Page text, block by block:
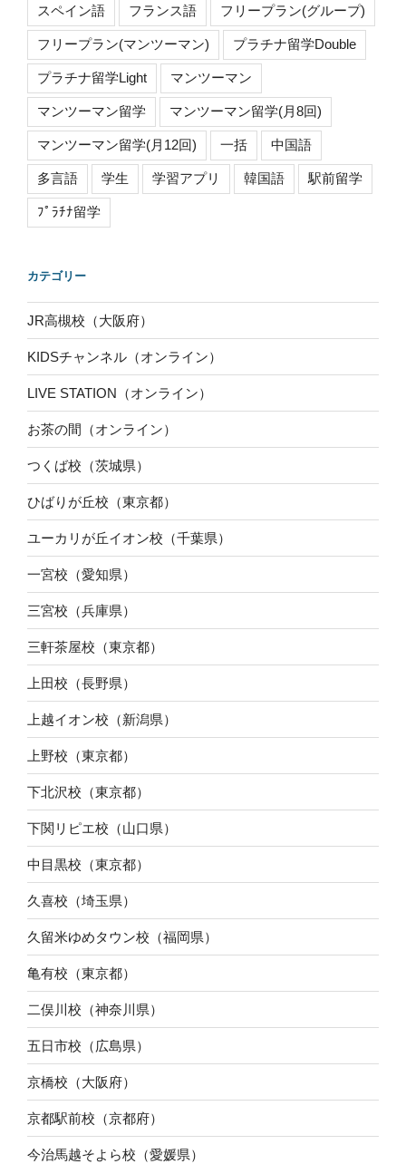
スペイン語 フランス語 フリープラン(グループ)
フリープラン(マンツーマン) プラチナ留学Double
プラチナ留学Light マンツーマン
マンツーマン留学 マンツーマン留学(月8回)
マンツーマン留学(月12回) 一括 中国語
多言語 学生 学習アプリ 韓国語 駅前留学
ﾌﾟﾗﾁﾅ留学
カテゴリー
JR高槻校（大阪府）
KIDSチャンネル（オンライン）
LIVE STATION（オンライン）
お茶の間（オンライン）
つくば校（茨城県）
ひばりが丘校（東京都）
ユーカリが丘イオン校（千葉県）
一宮校（愛知県）
三宮校（兵庫県）
三軒茶屋校（東京都）
上田校（長野県）
上越イオン校（新潟県）
上野校（東京都）
下北沢校（東京都）
下関リピエ校（山口県）
中目黒校（東京都）
久喜校（埼玉県）
久留米ゆめタウン校（福岡県）
亀有校（東京都）
二俣川校（神奈川県）
五日市校（広島県）
京橋校（大阪府）
京都駅前校（京都府）
今治馬越そよら校（愛媛県）